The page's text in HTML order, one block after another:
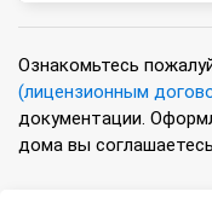
Ознакомьтесь
(лицензионным
документации.
дома вы